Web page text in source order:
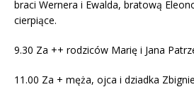
braci Wernera i Ewalda, bratową
cierpiące.
9.30 Za ++ rodziców Marię i Jana
11.00 Za + męża, ojca i dziadka